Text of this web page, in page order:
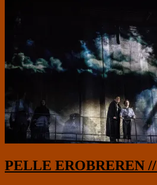
PELLE EROBREREN